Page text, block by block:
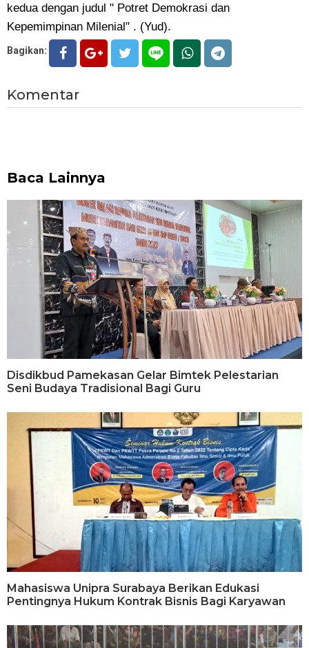
kedua dengan judul " Potret Demokrasi dan
Kepemimpinan Milenial" . (Yud).
Bagikan:
Komentar
Baca Lainnya
Disdikbud Pamekasan Gelar Bimtek Pelestarian
Seni Budaya Tradisional Bagi Guru
Mahasiswa Unipra Surabaya Berikan Edukasi
Pentingnya Hukum Kontrak Bisnis Bagi Karyawan